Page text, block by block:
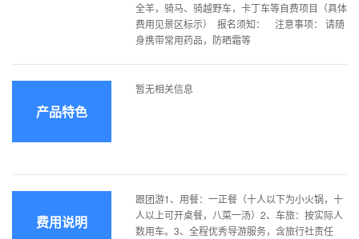
全羊，骑马、骑越野车，卡丁车等自费项目（具体
费用见景区标示） 报名须知： 注意事项： 请随
身携带常用药品，防晒霜等
产品特色
暂无相关信息
费用说明
跟团游1、用餐：一正餐（十人以下为小火锅，十
人以上可开桌餐，八菜一汤）2、车旅：按实际人
数用车。3、全程优秀导游服务，含旅行社责任